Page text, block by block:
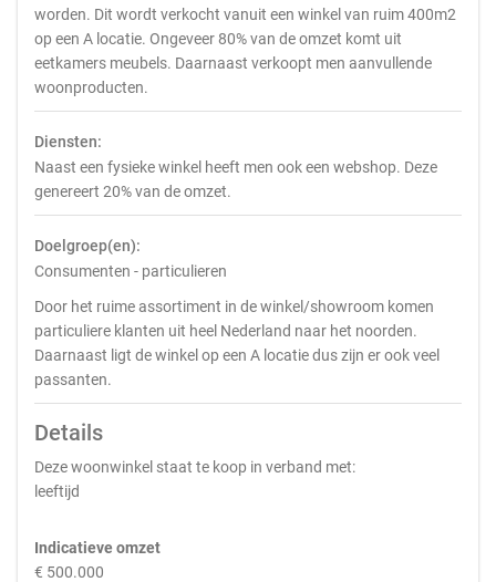
worden. Dit wordt verkocht vanuit een winkel van ruim 400m2
op een A locatie. Ongeveer 80% van de omzet komt uit
eetkamers meubels. Daarnaast verkoopt men aanvullende
woonproducten.
Diensten:
Naast een fysieke winkel heeft men ook een webshop. Deze
genereert 20% van de omzet.
Doelgroep(en):
Consumenten - particulieren
Door het ruime assortiment in de winkel/showroom komen
particuliere klanten uit heel Nederland naar het noorden.
Daarnaast ligt de winkel op een A locatie dus zijn er ook veel
passanten.
Details
Deze woonwinkel staat te koop in verband met:
leeftijd
Indicatieve omzet
€ 500.000